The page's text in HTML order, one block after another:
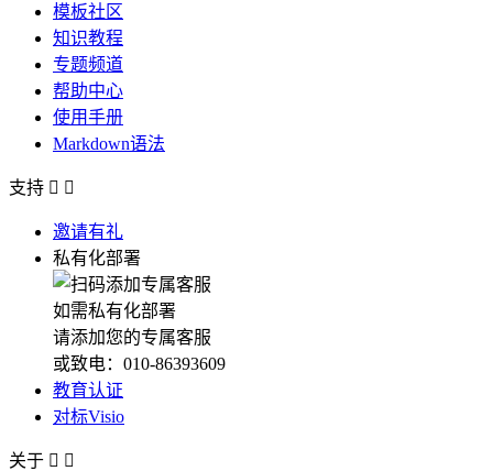
模板社区
知识教程
专题频道
帮助中心
使用手册
Markdown语法
支持  
邀请有礼
私有化部署
如需私有化部署
请添加您的专属客服
或致电：010-86393609
教育认证
对标Visio
关于  